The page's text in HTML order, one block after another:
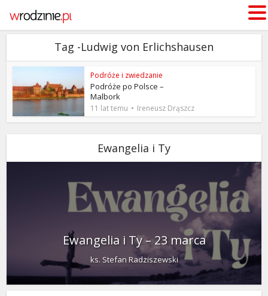
Tag -Ludwig von Erlichshausen
Podróże i zwiedzanie
Podróże po Polsce –
Malbork
11 lat temu Ireneusz Drąszcz
Ewangelia i Ty
Ewangelia i Ty – 23 marca
ks. Stefan Radziszewski